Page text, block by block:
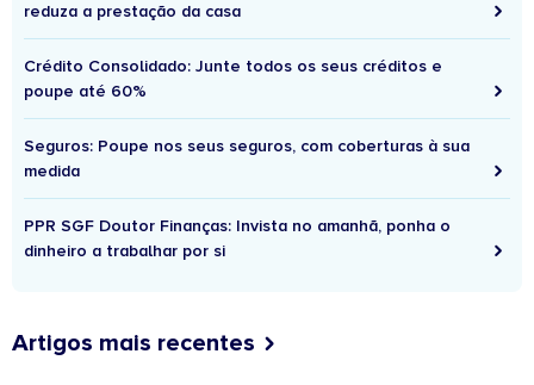
reduza a prestação da casa
Crédito Consolidado: Junte todos os seus créditos e
poupe até 60%
Seguros: Poupe nos seus seguros, com coberturas à sua
medida
PPR SGF Doutor Finanças: Invista no amanhã, ponha o
dinheiro a trabalhar por si
Artigos mais recentes